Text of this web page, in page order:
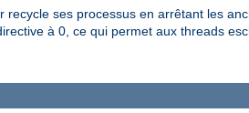
ses processus en arrêtant les
à 0, ce qui permet aux threads